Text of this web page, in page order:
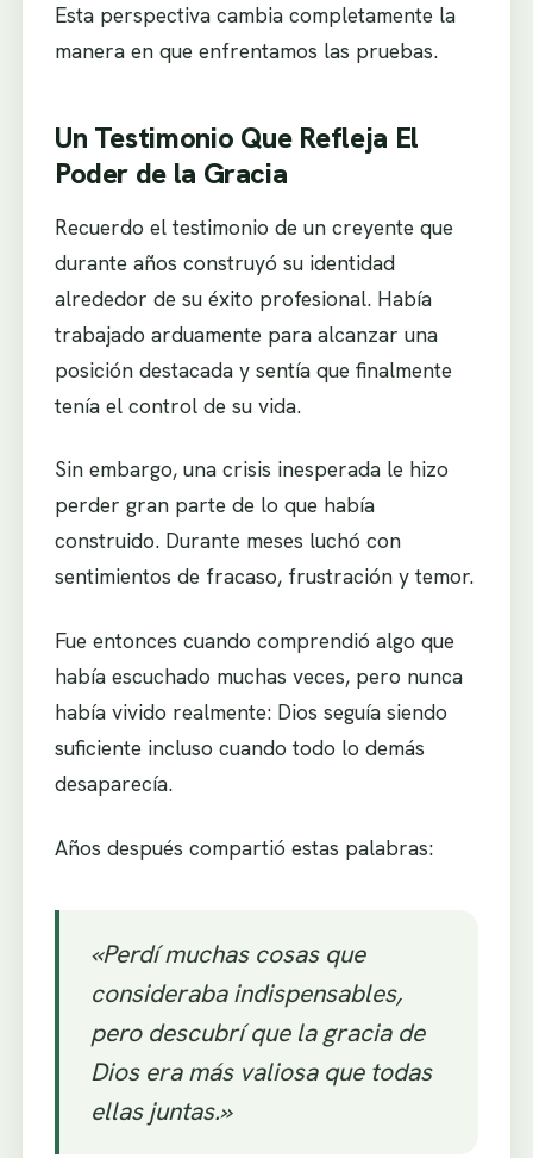
Esta perspectiva cambia completamente la
manera en que enfrentamos las pruebas.
Un Testimonio Que Refleja El
Poder de la Gracia
Recuerdo el testimonio de un creyente que
durante años construyó su identidad
alrededor de su éxito profesional. Había
trabajado arduamente para alcanzar una
posición destacada y sentía que finalmente
tenía el control de su vida.
Sin embargo, una crisis inesperada le hizo
perder gran parte de lo que había
construido. Durante meses luchó con
sentimientos de fracaso, frustración y temor.
Fue entonces cuando comprendió algo que
había escuchado muchas veces, pero nunca
había vivido realmente: Dios seguía siendo
suficiente incluso cuando todo lo demás
desaparecía.
Años después compartió estas palabras:
«Perdí muchas cosas que
consideraba indispensables,
pero descubrí que la gracia de
Dios era más valiosa que todas
ellas juntas.»